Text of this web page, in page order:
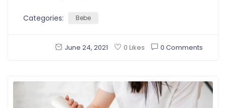
Categories: Bebe
June 24, 2021 0 Likes 0 Comments